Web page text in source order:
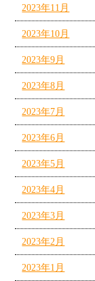
2023年11月
2023年10月
2023年9月
2023年8月
2023年7月
2023年6月
2023年5月
2023年4月
2023年3月
2023年2月
2023年1月